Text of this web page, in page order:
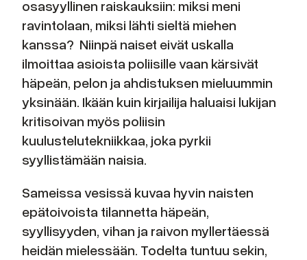
osasyyllinen raiskauksiin: miksi meni
ravintolaan, miksi lähti sieltä miehen
kanssa? Niinpä naiset eivät uskalla
ilmoittaa asioista poliisille vaan kärsivät
häpeän, pelon ja ahdistuksen mieluummin
yksinään. Ikään kuin kirjailija haluaisi lukijan
kritisoivan myös poliisin
kuulustelutekniikkaa, joka pyrkii
syyllistämään naisia.
Sameissa vesissä kuvaa hyvin naisten
epätoivoista tilannetta häpeän,
syyllisyyden, vihan ja raivon myllertäessä
heidän mielessään. Todelta tuntuu sekin,